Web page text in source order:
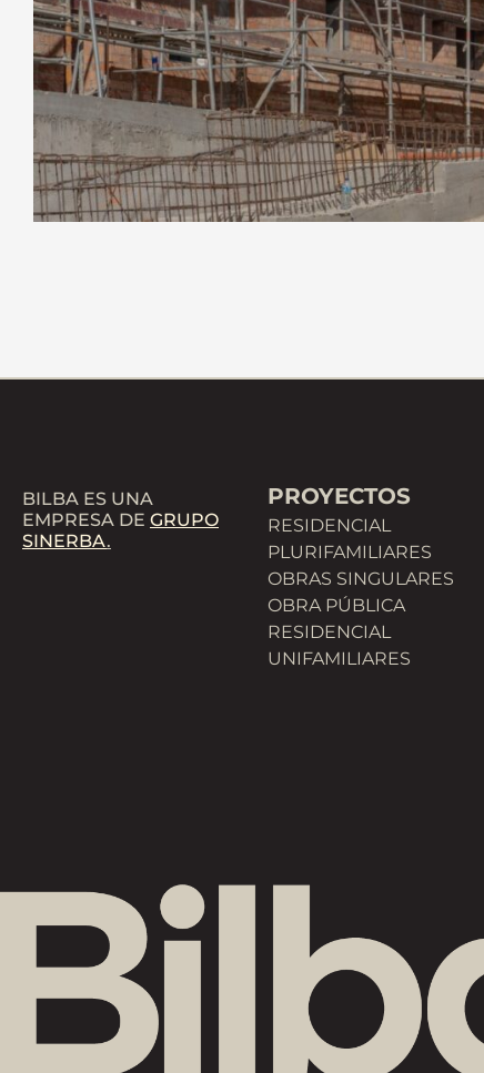
BILBA ES UNA
EMPRESA DE GRUPO
SINERBA.
PROYECTOS
RESIDENCIAL
PLURIFAMILIARES
OBRAS SINGULARES
OBRA PÚBLICA
RESIDENCIAL
UNIFAMILIARES